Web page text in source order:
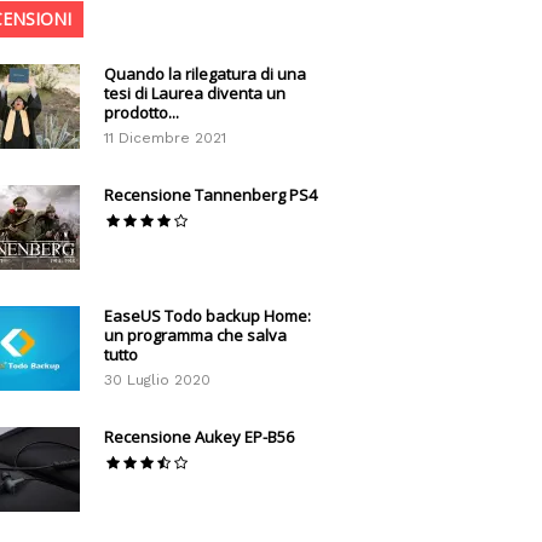
Quando la rilegatura di una
tesi di Laurea diventa un
prodotto...
11 Dicembre 2021
Recensione Tannenberg PS4
EaseUS Todo backup Home:
un programma che salva
tutto
30 Luglio 2020
Recensione Aukey EP-B56